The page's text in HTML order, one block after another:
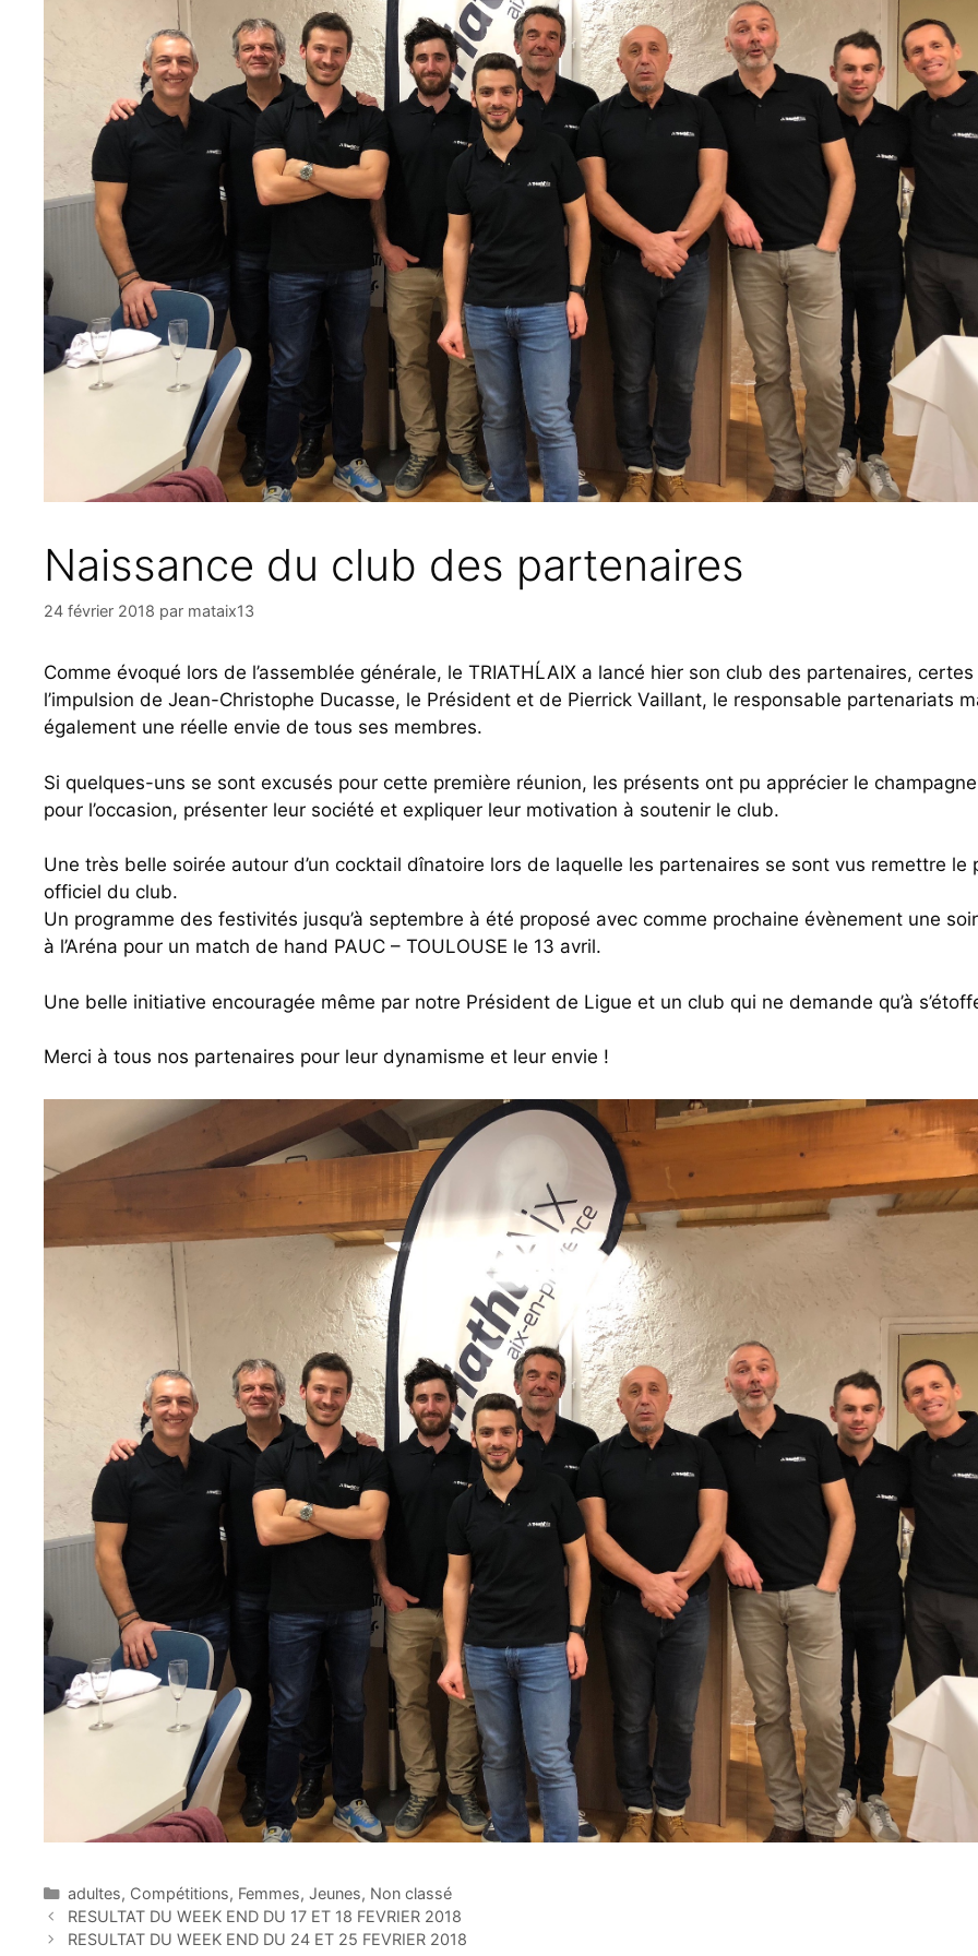
Naissance du club des partenaires
24 février 2018 par mataix13
Comme évoqué lors de l’assemblée générale, le TRIATHĹAIX a lancé hier son club des partenaires,
l’impulsion de Jean-Christophe Ducasse, le Président et de Pierrick Vaillant, le responsable partenariats
également une réelle envie de tous ses membres.
Si quelques-uns se sont excusés pour cette première réunion, les présents ont pu apprécier le
pour l’occasion, présenter leur société et expliquer leur motivation à soutenir le club.
Une très belle soirée autour d’un cocktail dînatoire lors de laquelle les partenaires se sont vus remettre le
officiel du club.
Un programme des festivités jusqu’à septembre à été proposé avec comme prochaine évènement une
à l’Aréna pour un match de hand PAUC – TOULOUSE le 13 avril.
Une belle initiative encouragée même par notre Président de Ligue et un club qui ne demande qu’à
Merci à tous nos partenaires pour leur dynamisme et leur envie !
Catégories
adultes, Compétitions, Femmes, Jeunes, Non classé
RESULTAT DU WEEK END DU 17 ET 18 FEVRIER 2018
RESULTAT DU WEEK END DU 24 ET 25 FEVRIER 2018